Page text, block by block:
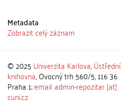
Metadata
Zobrazit celý záznam
© 2025 Univerzita Karlova,Ústřední
knihovna, Ovocný trh 560/5, 116 36
Praha 1;email: admin-repozitar [at]
cuni.cz